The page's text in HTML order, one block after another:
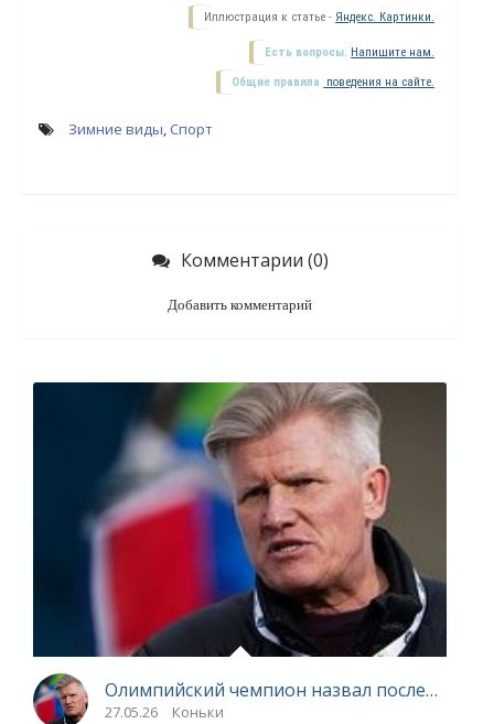
Иллюстрация к статье - Яндекс. Картинки.
Есть вопросы. Напишите нам.
Общие правила поведения на сайте.
Зимние виды, Спорт
Комментарии (0)
Добавить комментарий
Олимпийский чемпион назвал
27.05.26 Коньки